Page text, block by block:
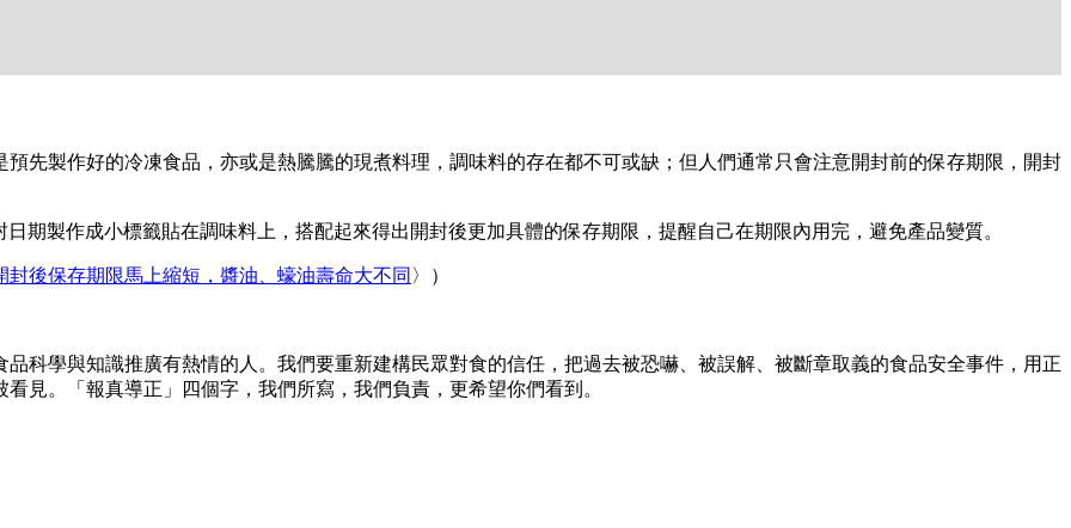
先製作好的冷凍食品，亦或是熱騰騰的現煮料理，調味料的存在都不可或缺；但人們通常只會注意開封前的保存期限，開封
期製作成小標籤貼在調味料上，搭配起來得出開封後更加具體的保存期限，提醒自己在期限內用完，避免產品變質。
後保存期限馬上縮短，醬油、蠔油壽命大不同 〉）
科學與知識推廣有熱情的人。我們要重新建構民眾對食的信任，把過去被恐嚇、被誤解、被斷章取義的食品安全事件，用正
見。「報真導正」四個字，我們所寫，我們負責，更希望你們看到。